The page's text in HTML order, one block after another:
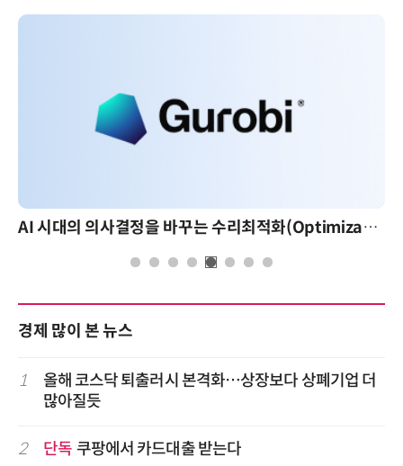
AI 시대의 의사결정을 바꾸는 수리최적화(Optimization): 실제 산업 적용 사례와 활용 전략
경제 많이 본 뉴스
1
올해 코스닥 퇴출러시 본격화…상장보다 상폐기업 더
많아질듯
2 단독 쿠팡에서 카드대출 받는다